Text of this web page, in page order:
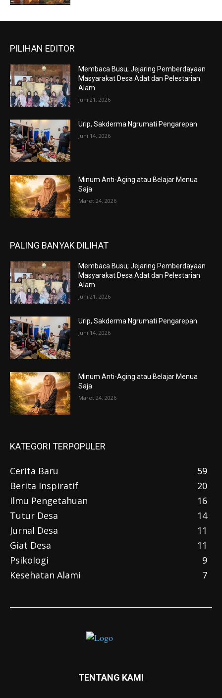
PILIHAN EDITOR
Membaca Busu; Jejaring Pemberdayaan
Masyarakat Desa Adat dan Pelestarian
Alam
Juni 21, 2026
Urip, Sakderma Ngrumati Pengarepan
Juni 14, 2026
Minum Anti-Aging atau Belajar Menua
Saja
Maret 24, 2026
PALING BANYAK DILIHAT
Membaca Busu; Jejaring Pemberdayaan
Masyarakat Desa Adat dan Pelestarian
Alam
Juni 21, 2026
Urip, Sakderma Ngrumati Pengarepan
Juni 14, 2026
Minum Anti-Aging atau Belajar Menua
Saja
Maret 24, 2026
KATEGORI TERPOPULER
Cerita Baru
59
Berita Inspiratif
20
Ilmu Pengetahuan
16
Tutur Desa
14
Jurnal Desa
11
Giat Desa
11
Psikologi
9
Kesehatan Alami
7
TENTANG KAMI